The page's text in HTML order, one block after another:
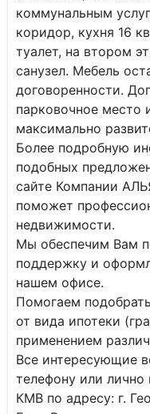
коммунальным
коридор, кухня 16
туалет, на втором
санузел. Мебель
договоренности.
парковочное место
максимально
Более подробную
подобных
сайте Компании
поможет
недвижимости.
Мы обеспечим Вам
поддержку и
нашем офисе.
Помогаем
от вида ипотеки
применением
Все интересующие
телефону или
КМВ по адресу: г.